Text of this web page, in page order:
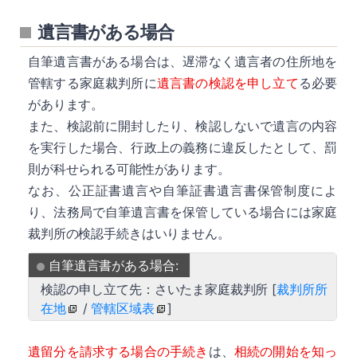
遺言書がある場合
自筆遺言書がある場合は、遅滞なく遺言者の住所地を
管轄する家庭裁判所に遺言書の検認を申し立て る必要
があります。
また、検認前に開封したり、検認しないで遺言の内容
を実行した場合、行政上の義務に違反したとして、罰
則が科せられる可能性があります。
なお、公正証書遺言や自筆証書遺言書保管制度によ
り、法務局で自筆遺言書を保管している場合には家庭
裁判所の検認手続きはいりません。
自筆遺言書がある場合:
検認の申し立て先：さいたま家庭裁判所 [裁判所所
在地
/管轄区域表 ]
遺留分を請求する場合の手続き は、 相続の開始を知っ